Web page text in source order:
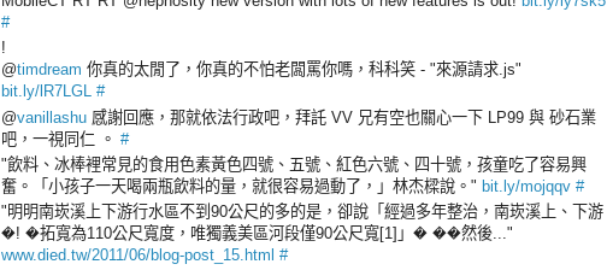
#
!
@timdream 你真的太閒了，你真的不怕老闆罵你嗎，科科笑 - "來源請求.js"
bit.ly/lR7LGL #
@vanillashu 感謝回應，那就依法行政吧，拜託 VV 兄有空也關心一下 LP99 與 砂石業
吧，一視同仁 。 #
"飲料、冰棒裡常見的食用色素黃色四號、五號、紅色六號、四十號，孩童吃了容易興
奮。「小孩子一天喝兩瓶飲料的量，就很容易過動了，」林杰樑說。" bit.ly/mojqqv #
"明明南崁溪上下游行水區不到90公尺的多的是，卻說「經過多年整治，南崁溪上、下游
�! �拓寬為110公尺寬度，唯獨義美區河段僅90公尺寬[1]」� ��然後..."
www.died.tw/2011/06/blog-post_15.html #